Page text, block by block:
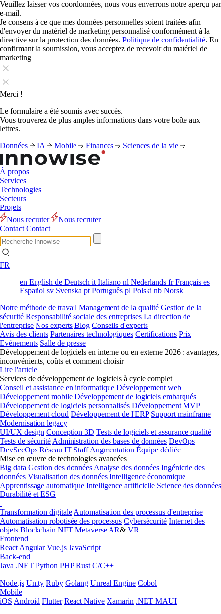
Veuillez laisser vos coordonnées, nous vous enverrons notre aperçu par
e-mail.
Je consens à ce que mes données personnelles soient traitées afin
d'envoyer du matériel de marketing personnalisé conformément à la
directive sur la protection des données. Politique de confidentialité. En
confirmant la soumission, vous acceptez de recevoir du matériel de
marketing
Merci !
Le formulaire a été soumis avec succès.
Vous trouverez de plus amples informations dans votre boîte aux
lettres.
Données
IA Mobile Finances Sciences de la vie
À propos
Services
Technologies
Secteurs
Projets
Nous recruter
Nous recruter
Contact Contact
FR
en English de Deutsch it Italiano nl Nederlands frFrançais es
Español sv Svenska pt Português pl Polski nb Norsk
Notre méthode de travail Management de la qualité Gestion de la
sécurité Responsabilité sociale des entreprises La direction de
l'entreprise Nos experts Blog Conseils d'experts
Avis des clients Partenaires technologiques Certifications Prix
Evénements Salle de presse
Développement de logiciels en interne ou en externe 2026 : avantages,
inconvénients, coûts et comment choisir
Lire l'article
Services de développement de logiciels à cycle complet
Conseil et assistance en informatique Développement web
Développement mobile Développement de logiciels embarqués
Développement de logiciels personnalisés Développement MVP
Développement cloud Développement de l'ERP Support mainframe
Modernisation legacy
UI/UX design Conception 3D Tests de logiciels et assurance qualité
Tests de sécurité Administration des bases de données DevOps
DevSecOps Réseau IT Staff Augmentation Équipe dédiée
Mise en œuvre de technologies avancées
Big data Gestion des données Analyse des données Ingénierie des
données Visualisation des données Intelligence économique
Apprentissage automatique Intelligence artificielle Science des données
Durabilité et ESG
Transformation digitale Automatisation des processus d'entreprise
Automatisation robotisée des processus Cybersécurité Internet des
objets Blockchain NFT Metaverse AR& VR
Frontend
React Angular Vue.js JavaScript
Back-end
Java .NET Python PHP Rust C/C++
Node.js Unity Ruby Golang Unreal Engine Cobol
Mobile
iOS Android Flutter React Native Xamarin .NET MAUI